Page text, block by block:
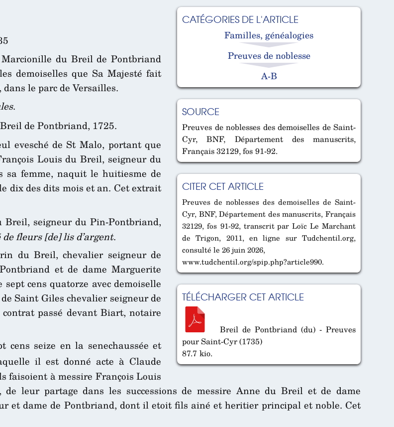
CATÉGORIES DE L'ARTICLE
Familles, généalogies
Preuves de noblesse
A-B
SOURCE
Preuves de noblesses des demoiselles de Saint-
Cyr, BNF, Département des manuscrits,
Français 32129, fos 91-92.
CITER CET ARTICLE
Preuves de noblesses des demoiselles de Saint-
Cyr, BNF, Département des manuscrits, Français
32129, fos 91-92, transcrit par Loïc Le Marchant
de Trigon, 2011, en ligne sur Tudchentil.org,
consulté le 26 juin 2026,
www.tudchentil.org/spip.php?article990.
TÉLÉCHARGER CET ARTICLE
Breil de Pontbriand (du) - Preuves
pour Saint-Cyr (1735)
87.7 kio.
du Breil de Pontbriand
demoiselles que Sa Majesté fait
le parc de Versailles.
.
de Pontbriand, 1725.
evesché de St Malo, portant que
Louis du Breil, seigneur du
femme, naquit le huitiesme de
dix des dits mois et an. Cet extrait
Breil, seigneur du Pin-Pontbriand,
de fleurs [de] lis d’argent.
du Breil, chevalier seigneur de
et de dame Marguerite
cens quatorze avec demoiselle
Saint Giles chevalier seigneur de
passé devant Biart, notaire
cens seize en la senechaussée et
il est donné acte à Claude
faisoient à messire François Louis
leur partage dans les successions de messire Anne du Breil et de dame
et dame de Pontbriand, dont il etoit fils ainé et heritier principal et noble. Cet